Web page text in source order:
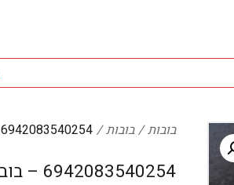
בובות בובות 6942083540254 – בובות
6942083540254 – בובות